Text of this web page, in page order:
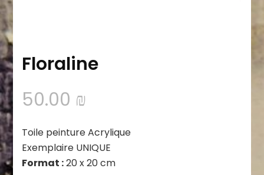
Floraline
50.00 ₪
Toile peinture Acrylique
Exemplaire UNIQUE
Format :20 x 20 cm